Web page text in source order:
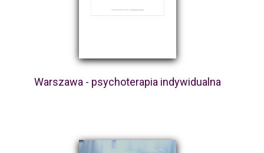
Warszawa - psychoterapia indywidualna